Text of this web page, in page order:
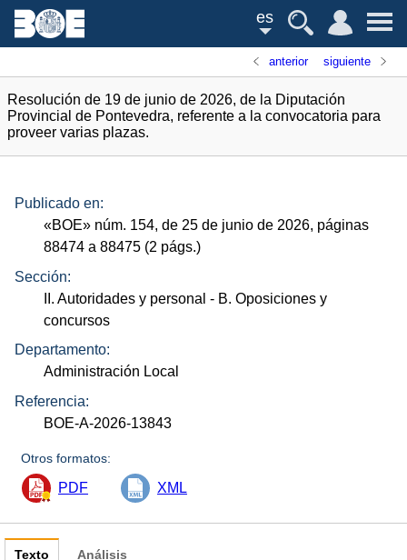
es
anterior siguiente
Resolución de 19 de junio de 2026, de la Diputación
Provincial de Pontevedra, referente a la convocatoria para
proveer varias plazas.
Publicado en:
«BOE» núm. 154, de 25 de junio de 2026, páginas
88474 a 88475 (2 págs.)
Sección:
II. Autoridades y personal - B. Oposiciones y
concursos
Departamento:
Administración Local
Referencia:
BOE-A-2026-13843
Otros formatos:
PDF XML
Texto Análisis